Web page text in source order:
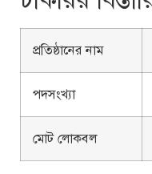
প্রতিষ্ঠানের নাম
পদসংখ্যা
মোট লোকবল